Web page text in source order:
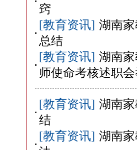
窍
[教育资讯] 湖南
总结
[教育资讯] 湖南
师使命考核述职
[教育资讯] 湖南
结
[教育资讯] 湖南